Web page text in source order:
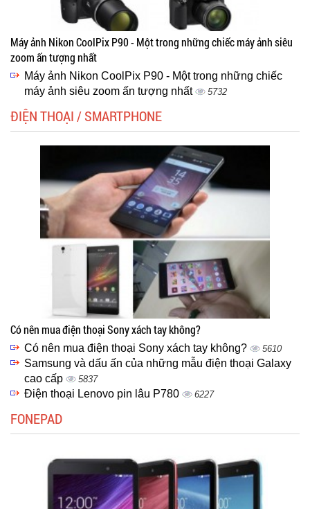
Máy ảnh Nikon CoolPix P90 - Một trong những chiếc máy ảnh siêu
zoom ấn tượng nhất
Máy ảnh Nikon CoolPix P90 - Một trong những chiếc
máy ảnh siêu zoom ấn tượng nhất
5732
ĐIỆN THOẠI / SMARTPHONE
Có nên mua điện thoại Sony xách tay không?
Có nên mua điện thoại Sony xách tay không? 5610
Samsung và dấu ấn của những mẫu điện thoại Galaxy
cao cấp
5837
Điện thoại Lenovo pin lâu P780 6227
FONEPAD